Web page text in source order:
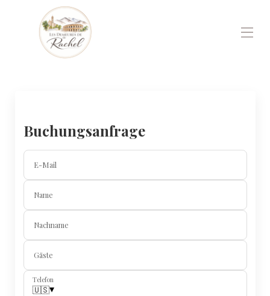
Alle Objekte
Kontaktieren Sie uns
Buchungsanfrage
E-Mail
Name
Nachname
Gäste
Telefon
🇺🇸▾